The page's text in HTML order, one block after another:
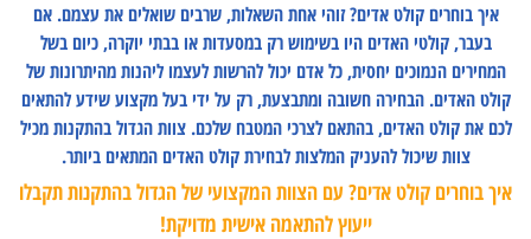
איך בוחרים קולט אדים? זוהי אחת השאלות, שרבים שואלים את עצמם. אם
בעבר, קולטי האדים היו בשימוש רק במסעדות או בבתי יוקרה, כיום בשל
המחירים הנמוכים יחסית, כל אדם יכול להרשות לעצמו ליהנות מהיתרונות של
קולט האדים. הבחירה חשובה ומתבצעת, רק על ידי בעל מקצוע שידע להתאים
לכם את קולט האדים, בהתאם לצרכי המטבח שלכם. צוות הגדול בהתקנות מכיל
צוות שיכול להעניק המלצות לבחירת קולט האדים המתאים ביותר.
איך בוחרים קולט אדים? עם הצוות המקצועי של הגדול בהתקנות תקבלו
ייעוץ להתאמה אישית מדויקת!